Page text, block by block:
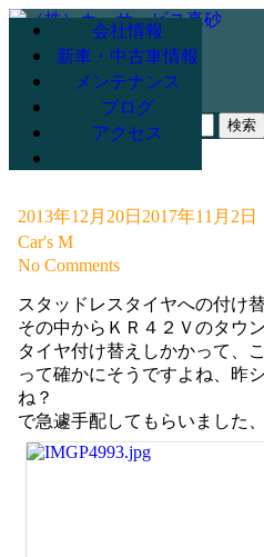
078-947-3265
会社情報
新車・中古車情報
メンテナンス
ブログ
アクセス
2013年12月20日 2017年11月2日
Car's M
No Comments
スタッドレスタイヤへの付け
その中からＫＲ４２Ｖのタウン
タイヤ付け替えしかかって、
って確かにそうですよね、昨
ね？
で急遽手配してもらいました